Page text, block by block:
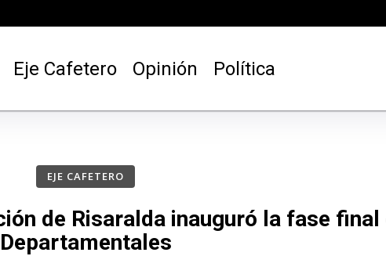
Eje Cafetero Opinión Política
EJE CAFETERO
de Risaralda inauguró la fase
Departamentales